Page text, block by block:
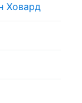
Ховард